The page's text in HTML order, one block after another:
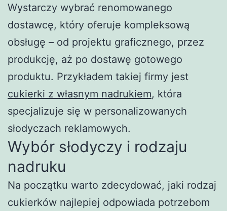
Wystarczy wybrać renomowanego
dostawcę, który oferuje kompleksową
obsługę – od projektu graficznego, przez
produkcję, aż po dostawę gotowego
produktu. Przykładem takiej firmy jest
cukierki z własnym nadrukiem, która
specjalizuje się w personalizowanych
słodyczach reklamowych.
Wybór słodyczy i rodzaju
nadruku
Na początku warto zdecydować, jaki rodzaj
cukierków najlepiej odpowiada potrzebom